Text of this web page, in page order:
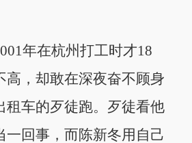
年在杭州打工时才18
高，却敢在深夜奋不顾身
租车的歹徒跑。歹徒看他
一回事，而陈新冬用自己